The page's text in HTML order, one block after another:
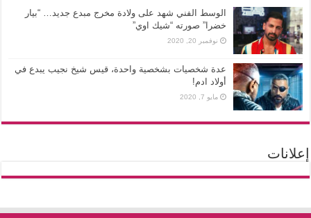
الوسط الفني شهد على ولادة مخرج مبدع جديد… “بيار
خضرا” صورته “شيك اوي”
نوفمبر 20, 2020
عدة شخصيات بشخصية واحدة، قيس شيخ نجيب يبدع في
أولاد ادم!
مايو 7, 2020
إعلانات